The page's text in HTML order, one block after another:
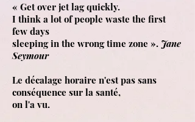
« Get over jet lag quickly.
I think a lot of people waste the first
few days
sleeping in the wrong time zone ». Jane
Seymour
Le décalage horaire n'est pas sans
conséquence sur la santé,
on l'a vu.